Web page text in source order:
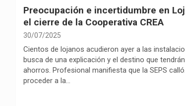
Preocupación e incertidumbre en
el cierre de la Cooperativa CREA
30/07/2025
Cientos de lojanos acudieron ayer a las
busca de una explicación y el destino que
ahorros. Profesional manifiesta que la SEPS
proceder a la…